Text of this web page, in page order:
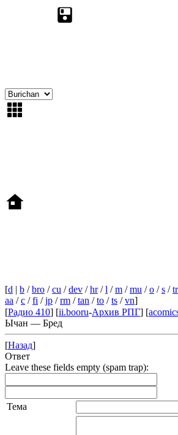
[d | b /bro /cu /dev /hr/l /m /mu /o /s /
aa /c /fi /jp /rm /tan /to /ts /vn]
[Радио 410] [ii.booru-Архив РПГ] [
Ычан — Бред
[Назад]
Ответ
Leave these fields empty (spam trap):
Тема